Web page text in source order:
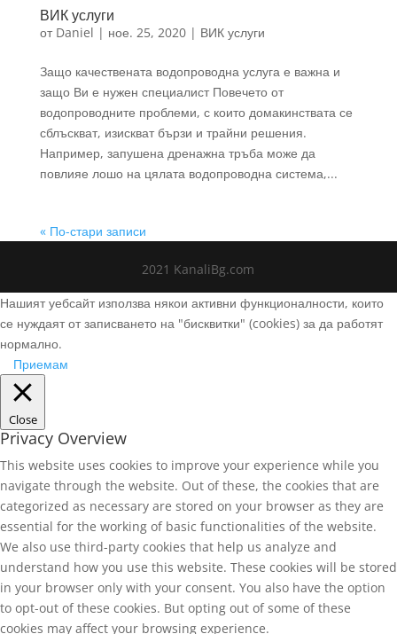
ВИК услуги
от Daniel | ное. 25, 2020| ВИК услуги
Защо качествената водопроводна услуга е важна и
защо Ви е нужен специалист Повечето от
водопроводните проблеми, с които домакинствата се
сблъскват, изискват бързи и трайни решения.
Например, запушена дренажна тръба може да
повлияе лошо на цялата водопроводна система,...
« По-стари записи
2021 KanaliBg.com
Нашият уебсайт използва някои активни функционалности, които
се нуждаят от записването на "бисквитки" (cookies) за да работят
нормално.
Приемам
Close
Privacy Overview
This website uses cookies to improve your experience while you
navigate through the website. Out of these, the cookies that are
categorized as necessary are stored on your browser as they are
essential for the working of basic functionalities of the website.
We also use third-party cookies that help us analyze and
understand how you use this website. These cookies will be stored
in your browser only with your consent. You also have the option
to opt-out of these cookies. But opting out of some of these
cookies may affect your browsing experience.